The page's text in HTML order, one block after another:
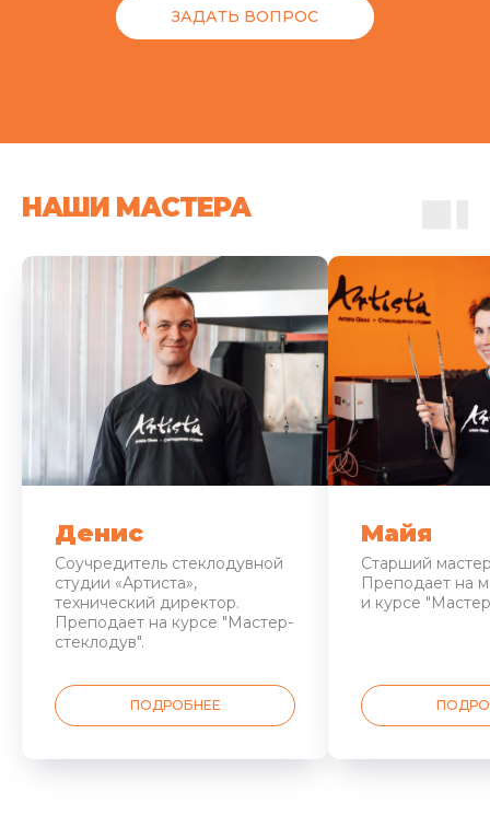
ЗАДАТЬ ВОПРОС
НАШИ МАСТЕРА
Денис
Соучредитель стеклодувной
студии «Артиста»,
технический директор.
Преподает на курсе "Мастер-
стеклодув".
ПОДРОБНЕЕ
Майя
Старший
Преподает на
и курсе